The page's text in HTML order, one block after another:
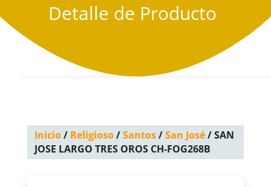
Detalle de Producto
Inicio/ Religioso/Santos/San José/ SAN
JOSE LARGO TRES OROS CH-FOG268B